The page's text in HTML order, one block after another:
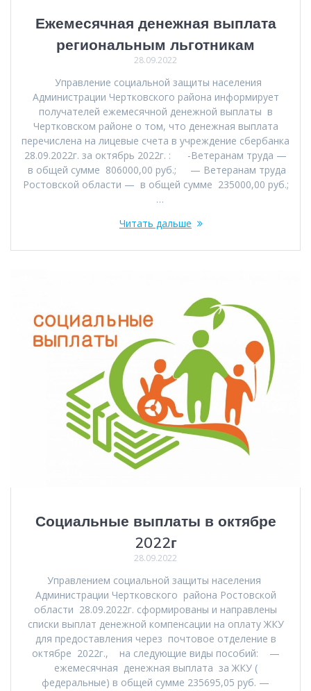
Ежемесячная денежная выплата
региональным льготникам
28.09.2022
Управление социальной защиты населения
Администрации Чертковского района информирует
получателей ежемесячной денежной выплаты в
Чертковском районе о том, что денежная выплата
перечислена на лицевые счета в учреждение сбербанка
28.09.2022г. за октябрь 2022г. : -Ветеранам труда —
в общей сумме 806000,00 руб.; — Ветеранам труда
Ростовской области — в общей сумме 235000,00 руб.;
…
Читать дальше
Социальные выплаты в октябре
2022г
28.09.2022
Управлением социальной защиты населения
Администрации Чертковского района Ростовской
области 28.09.2022г. сформированы и направлены
списки выплат денежной компенсации на оплату ЖКУ
для предоставления через почтовое отделение в
октябре 2022г., на следующие виды пособий: —
ежемесячная денежная выплата за ЖКУ (
федеральные) в общей сумме 235695,05 руб. —